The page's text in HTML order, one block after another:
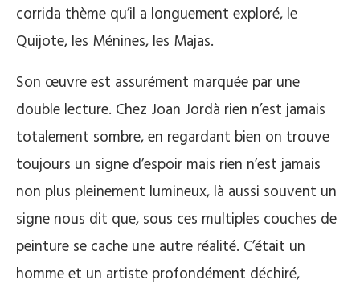
corrida thème qu’il a longuement exploré, le
Quijote, les Ménines, les Majas.
Son œuvre est assurément marquée par une
double lecture. Chez Joan Jordà rien n’est jamais
totalement sombre, en regardant bien on trouve
toujours un signe d’espoir mais rien n’est jamais
non plus pleinement lumineux, là aussi souvent un
signe nous dit que, sous ces multiples couches de
peinture se cache une autre réalité. C’était un
homme et un artiste profondément déchiré,